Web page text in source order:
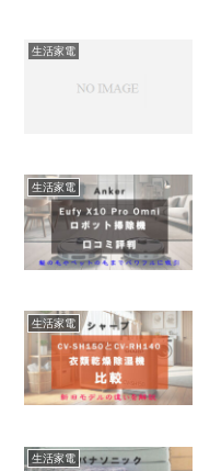
生活家電
生活家電
生活家電
生活家電